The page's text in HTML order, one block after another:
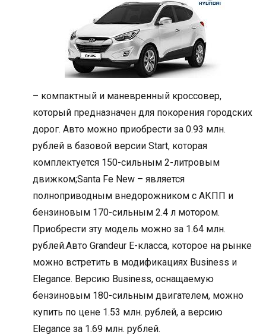
– компактный и маневренный кроссовер,
который предназначен для покорения городских
дорог. Авто можно приобрести за 0.93 млн.
рублей в базовой версии Start, которая
комплектуется 150-сильным 2-литровым
движком;Santa Fe New – является
полноприводным внедорожником с АКПП и
бензиновым 170-сильным 2.4 л мотором.
Приобрести эту модель можно за 1.64 млн.
рублей.Авто Grandeur Е-класса, которое на рынке
можно встретить в модификациях Business и
Elegance. Версию Business, оснащаемую
бензиновым 180-сильным двигателем, можно
купить по цене 1.53 млн. рублей, а версию
Elegance за 1.69 млн. рублей.